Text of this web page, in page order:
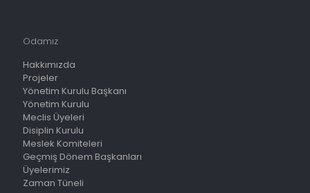
Odamız
Hakkımızda
Projeler
Yönetim Kurulu Başkanı
Yönetim Kurulu
Meclis Üyeleri
Disiplin Kurulu
Meslek Komiteleri
Geçmiş Dönem Başkanları
Üyelerimiz
Zaman Tüneli